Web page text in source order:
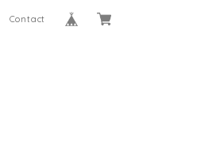
Contact